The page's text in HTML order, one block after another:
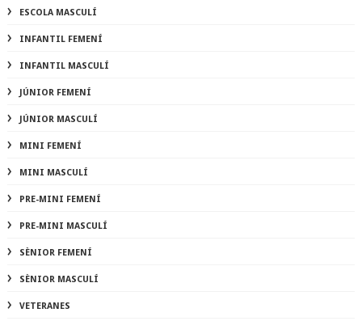
ESCOLA MASCULÍ
INFANTIL FEMENÍ
INFANTIL MASCULÍ
JÚNIOR FEMENÍ
JÚNIOR MASCULÍ
MINI FEMENÍ
MINI MASCULÍ
PRE-MINI FEMENÍ
PRE-MINI MASCULÍ
SÈNIOR FEMENÍ
SÈNIOR MASCULÍ
VETERANES